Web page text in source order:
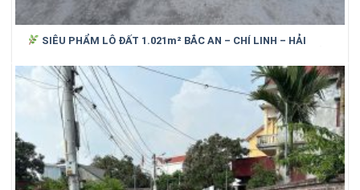
SIÊU PHẨM LÔ ĐẤT 1.021m² BẮC AN – CHÍ LINH – HẢI